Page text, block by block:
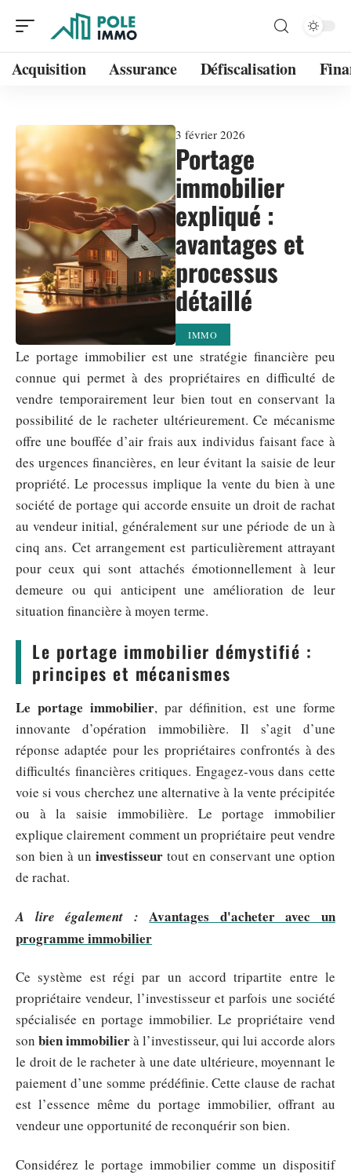
Acquisition Assurance Défiscalisation
3 février 2026
Portage
immobilier
expliqué :
avantages et
processus
détaillé
IMMO
Le portage immobilier est une stratégie financière peu
connue qui permet à des propriétaires en difficulté de
vendre temporairement leur bien tout en conservant la
possibilité de le racheter ultérieurement. Ce mécanisme
offre une bouffée d’air frais aux individus faisant face à
des urgences financières, en leur évitant la saisie de leur
propriété. Le processus implique la vente du bien à une
société de portage qui accorde ensuite un droit de rachat
au vendeur initial, généralement sur une période de un à
cinq ans. Cet arrangement est particulièrement attrayant
pour ceux qui sont attachés émotionnellement à leur
demeure ou qui anticipent une amélioration de leur
situation financière à moyen terme.
Le portage immobilier démystifié :
principes et mécanismes
Le portage immobilier, par définition, est une forme
innovante d’opération immobilière. Il s’agit d’une
réponse adaptée pour les propriétaires confrontés à des
difficultés financières critiques. Engagez-vous dans cette
voie si vous cherchez une alternative à la vente précipitée
ou à la saisie immobilière. Le portage immobilier
explique clairement comment un propriétaire peut vendre
son bien à un investisseur tout en conservant une option
de rachat.
A lire également : Avantages d'acheter avec un
programme immobilier
Ce système est régi par un accord tripartite entre le
propriétaire vendeur, l’investisseur et parfois une société
spécialisée en portage immobilier. Le propriétaire vend
son bien immobilierà l’investisseur, qui lui accorde alors
le droit de le racheter à une date ultérieure, moyennant le
paiement d’une somme prédéfinie. Cette clause de rachat
est l’essence même du portage immobilier, offrant au
vendeur une opportunité de reconquérir son bien.
Considérez le portage immobilier comme un dispositif